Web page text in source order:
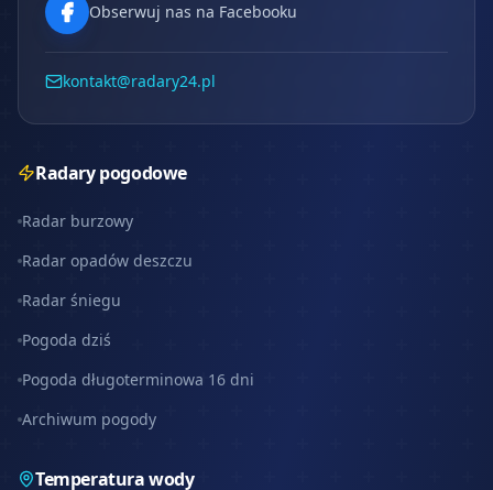
Obserwuj nas na Facebooku
kontakt@radary24.pl
Radary pogodowe
Radar burzowy
Radar opadów deszczu
Radar śniegu
Pogoda dziś
Pogoda długoterminowa 16 dni
Archiwum pogody
Temperatura wody